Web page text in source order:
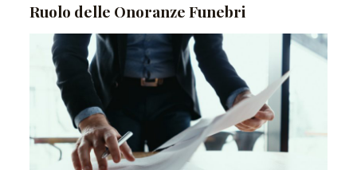
Ruolo delle Onoranze Funebri